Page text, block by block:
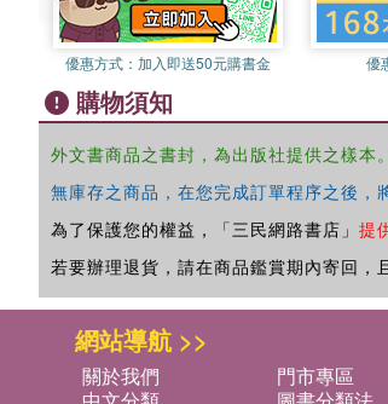
優惠方式： 加入即送50元購書金 優
購物須知
外文書商品之書封，為出版社提供之樣本
無庫存之商品，在您完成訂單程序之後，
為了保護您的權益，「三民網路書店」 提
若要辦理退貨，請在商品鑑賞期內寄回，
網站導航 >>
關於我們 門市專區